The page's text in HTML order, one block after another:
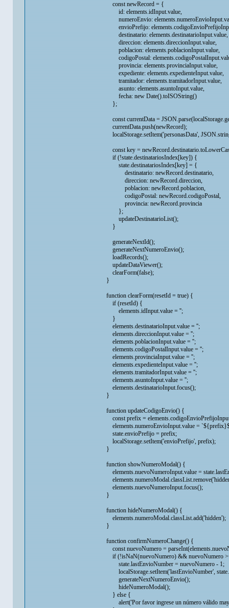
const newRecord = {
id: elements.idInput.value,
numeroEnvio:
envioPrefijo:
destinatario: elements.destinatarioInput.value,
direccion: elements.direccionInput.value,
poblacion: elements.poblacionInput.value,
codigoPostal:
provincia: elements.provinciaInput.value,
expediente: elements.expedienteInput.value,
tramitador: elements.tramitadorInput.value,
asunto: elements.asuntoInput.value,
fecha: new Date().toISOString()
};
const currentData =
currentData.push(newRecord);
localStorage.setItem('personasData',
const key =
if (!state.destinatariosIndex[key]) {
state.destinatariosIndex[key] = {
destinatario: newRecord.destinatario,
direccion: newRecord.direccion,
poblacion: newRecord.poblacion,
codigoPostal: newRecord.codigoPostal,
provincia: newRecord.provincia
};
updateDestinatarioList();
}
generateNextId();
generateNextNumeroEnvio();
loadRecords();
updateDataViewer();
clearForm(false);
}
function clearForm(resetId = true) {
if (resetId) {
elements.idInput.value = '';
}
elements.destinatarioInput.value = '';
elements.direccionInput.value = '';
elements.poblacionInput.value = '';
elements.codigoPostalInput.value = '';
elements.provinciaInput.value = '';
elements.expedienteInput.value = '';
elements.tramitadorInput.value = '';
elements.asuntoInput.value = '';
elements.destinatarioInput.focus();
}
function updateCodigoEnvio() {
const prefix =
elements.numeroEnvioInput.value =
state.envioPrefijo = prefix;
localStorage.setItem('envioPrefijo', prefix);
}
function showNumeroModal() {
elements.nuevoNumeroInput.value =
elements.nuevoNumeroInput.focus();
}
function hideNumeroModal() {
elements.numeroModal.classList.add('hidden');
}
function confirmNumeroChange() {
const nuevoNumero =
if (!isNaN(nuevoNumero) && nuevoNumero
state.lastEnvioNumber = nuevoNumero - 1;
localStorage.setItem('lastEnvioNumber',
generateNextNumeroEnvio();
hideNumeroModal();
} else {
alert('Por favor ingrese un número válido